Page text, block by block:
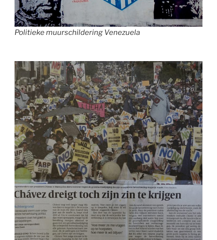
Politieke muurschildering Venezuela